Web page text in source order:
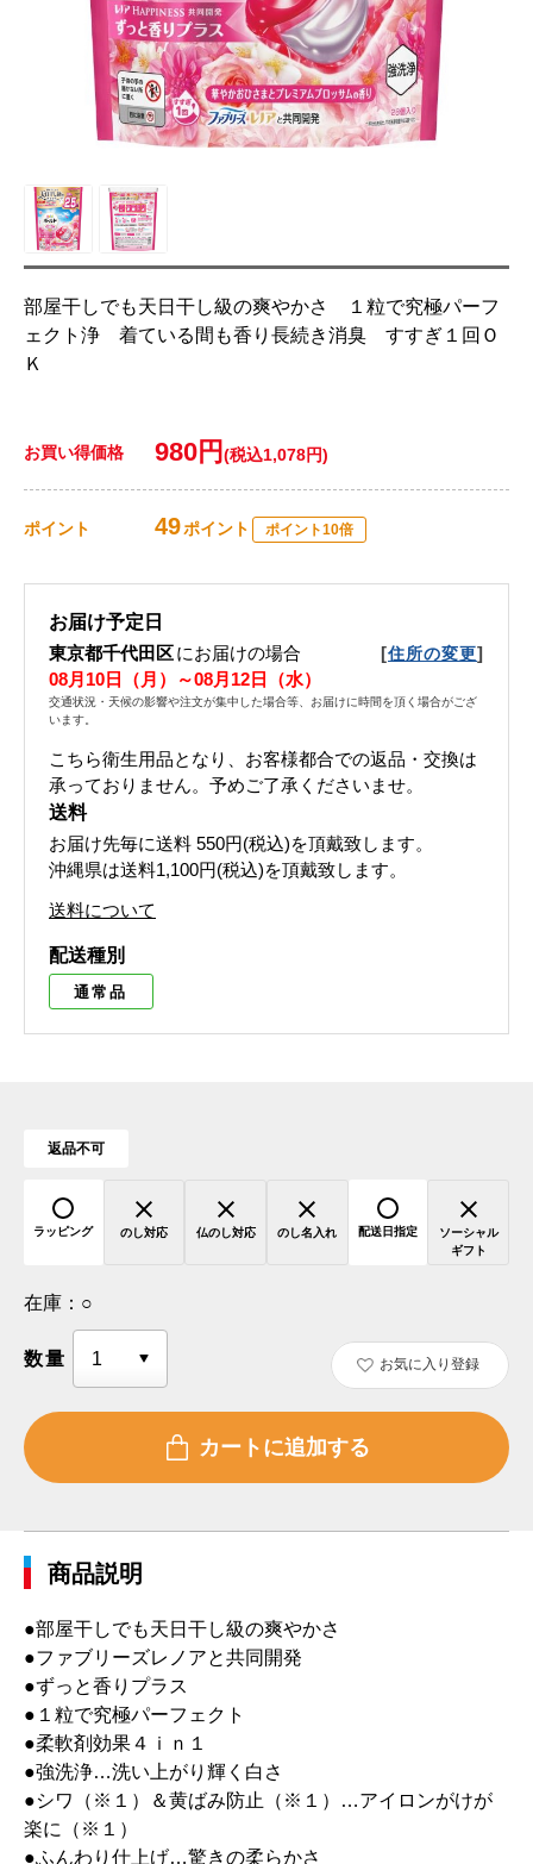
部屋干しでも天日干し級の爽やかさ １粒で究極パーフ
ェクト浄 着ている間も香り長続き消臭 すすぎ１回Ｏ
Ｋ
お買い得価格 980円 (税込1,078円)
ポイント 49ポイント ポイント10倍
お届け予定日
東京都千代田区にお届けの場合 [住所の変更]
08月10日（月）～08月12日（水）
交通状況・天候の影響や注文が集中した場合等、お届けに時間を頂く場合がござ
います。
こちら衛生用品となり、お客様都合での返品・交換は
承っておりません。予めご了承くださいませ。
送料
お届け先毎に送料 550円(税込)を頂戴致します。
沖縄県は送料1,100円(税込)を頂戴致します。
送料について
配送種別
通常品
返品不可
ラッピング のし対応 仏のし対応 のし名入れ 配送日指定
ソーシャル
ギフト
在庫： ○
数量 お気に入り登録
商品説明
●部屋干しでも天日干し級の爽やかさ
●ファブリーズレノアと共同開発
●ずっと香りプラス
●１粒で究極パーフェクト
●柔軟剤効果４ｉｎ１
●強洗浄…洗い上がり輝く白さ
●シワ（※１）＆黄ばみ防止（※１）…アイロンがけが
楽に（※１）
●ふんわり仕上げ…驚きの柔らかさ